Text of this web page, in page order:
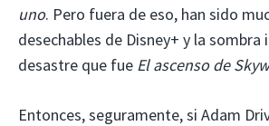
uno. Pero fuera de eso, han sido
desechables de Disney+ y la sombra
desastre que fue El ascenso de
Entonces, seguramente, si Adam